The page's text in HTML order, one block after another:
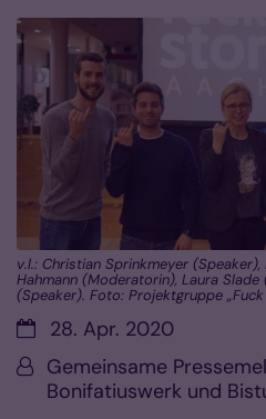
v.l.: Christian Sprinkmeyer
Hahmann (Moderatorin), Laura
(Speaker). Foto: Projektgruppe
Datum:28. Apr. 2020
Von:Gemeinsame
Bonifatiuswerk und